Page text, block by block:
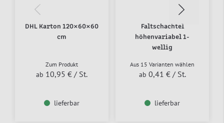
DHL Karton 120×60×60
cm
Zum Produkt
ab 10,95 € / St.
lieferbar
Faltschachtel
höhenvariabel 1-
wellig
Aus 15 Varianten wählen
ab 0,41 € / St.
lieferbar